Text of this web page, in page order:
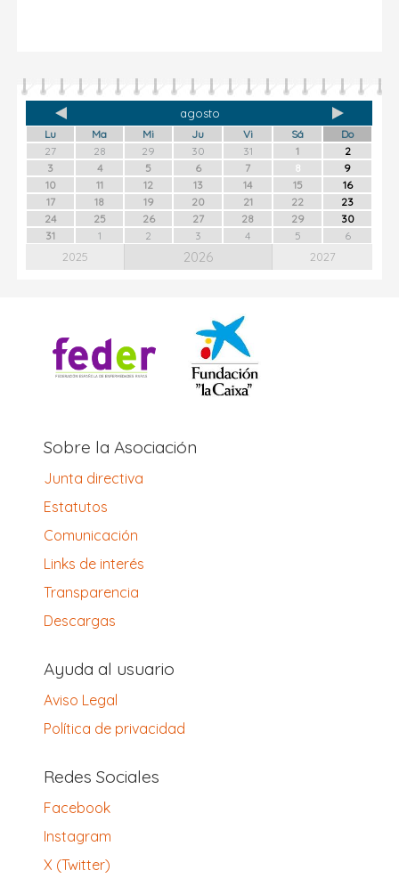
agosto
Lu Ma Mi Ju Vi Sá
Do
27
28 29 30 31 1
2
3
4 5 6 7 8
9
10
11 12 13 14 15
16
17
18 19 20 21 22
23
24
25 26 27 28 29
30
31
1 2 3 4 5 6
2025 2026 2027
Sobre la Asociación
Junta directiva
Estatutos
Comunicación
Links de interés
Transparencia
Descargas
Ayuda al usuario
Aviso Legal
Política de privacidad
Redes Sociales
Facebook
Instagram
X (Twitter)